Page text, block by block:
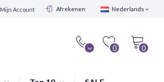
Nederlands
Mijn Account Afrekenen
0
0